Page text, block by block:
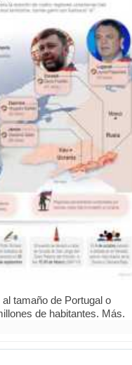
tamaño de Portugal o
de habitantes. Más.